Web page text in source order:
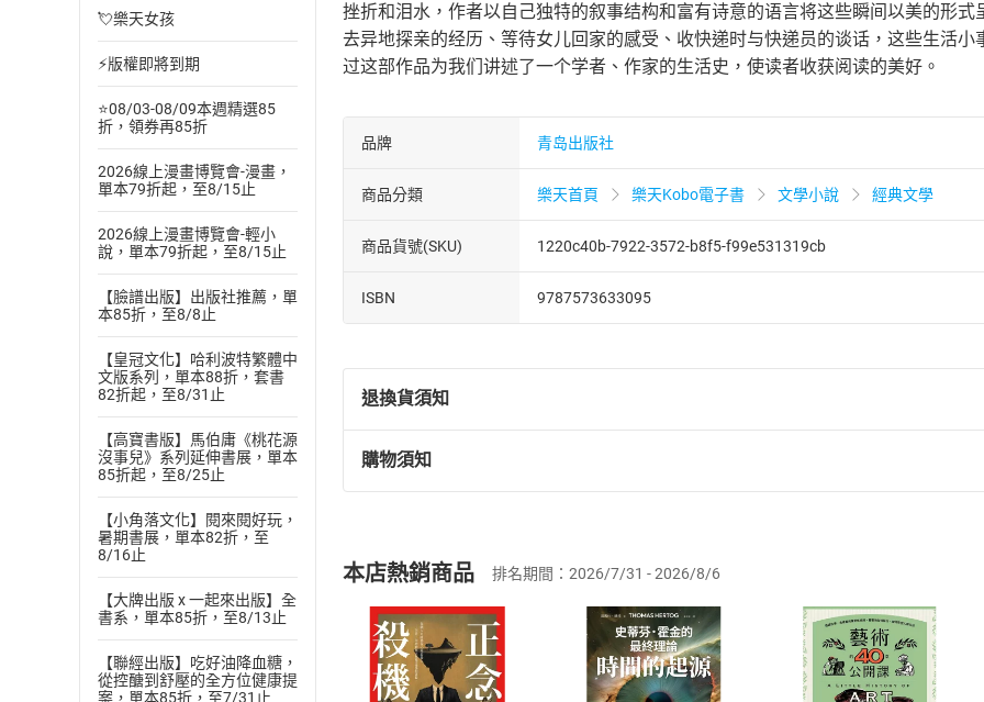
💘樂天女孩
⚡版權即將到期
⭐08/03-08/09本週精選85
折，領券再85折
2026線上漫畫博覽會-漫畫，
單本79折起，至8/15止
2026線上漫畫博覽會-輕小
說，單本79折起，至8/15止
【臉譜出版】出版社推薦，單
本85折，至8/8止
【皇冠文化】哈利波特繁體中
文版系列，單本88折，套書
82折起，至8/31止
【高寶書版】馬伯庸《桃花源
沒事兒》系列延伸書展，單本
85折起，至8/25止
【小角落文化】閱來閱好玩，
暑期書展，單本82折，至
8/16止
【大牌出版 x 一起來出版】全
書系，單本85折，至8/13止
【聯經出版】吃好油降血糖，
從控醣到舒壓的全方位健康提
案，單本85折，至7/31止
挫折和泪水，作者以自己独特的叙事结构和富有诗意的语言将这些瞬间以美的形
去异地探亲的经历、等待女儿回家的感受、收快递时与快递员的谈话，这些生活
过这部作品为我们讲述了一个学者、作家的生活史，使读者收获阅读的美好。
品牌 青岛出版社
商品分類 樂天首頁 樂天Kobo電子書 文學小說 經典文學
商品貨號(SKU) 1220c40b-7922-3572-b8f5-f99e531319cb
ISBN 9787573633095
退換貨須知
退換貨規定：
(一)依消費者保護法第19條第1項後段暨通訊交易解除權合理例外情事適用
(二)消費者訂購本店鋪之商品即代表知悉本店鋪所銷售之商品為電子書，
且已下載/存取電子書，不得請求退貨退款。
退貨方式：您欲取消訂單或辦理退貨時，請登入樂天市場，並於「我的訂單
貨」，本店鋪將依您的申請進行審核，待審核通過後將為您辦理退款事宜。
請注意，樂天市場須以整筆訂單為單位進行取消/退貨，恕無法以單支商品取
購物須知
挑選商品
Choose
放入購物車
Shopping cart
登入帳號
Login
本店熱銷商品 排名期間：2026/7/31 - 2026/8/6